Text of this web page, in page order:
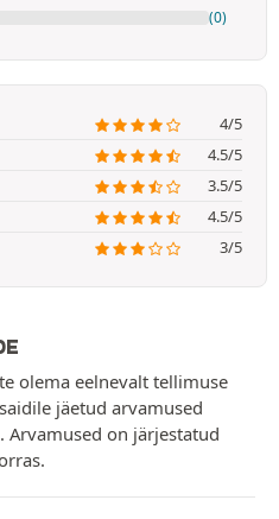
(0)
4/5
4.5/5
3.5/5
4.5/5
3/5
olema eelnevalt tellimuse
jäetud arvamused
. Arvamused on järjestatud